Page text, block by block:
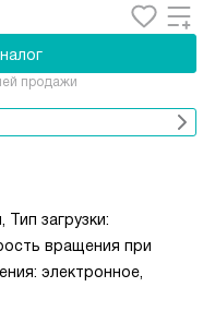
продажи
загрузки:
вращения при
электронное,